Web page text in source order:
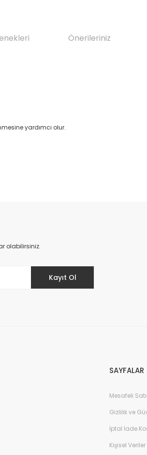
Önerileriniz
yardımcı olur.
olabilirsiniz.
Kayıt Ol
SAYFALAR
Mesafeli
Gizlilik ve
İptal İade
Kişisel Veriler